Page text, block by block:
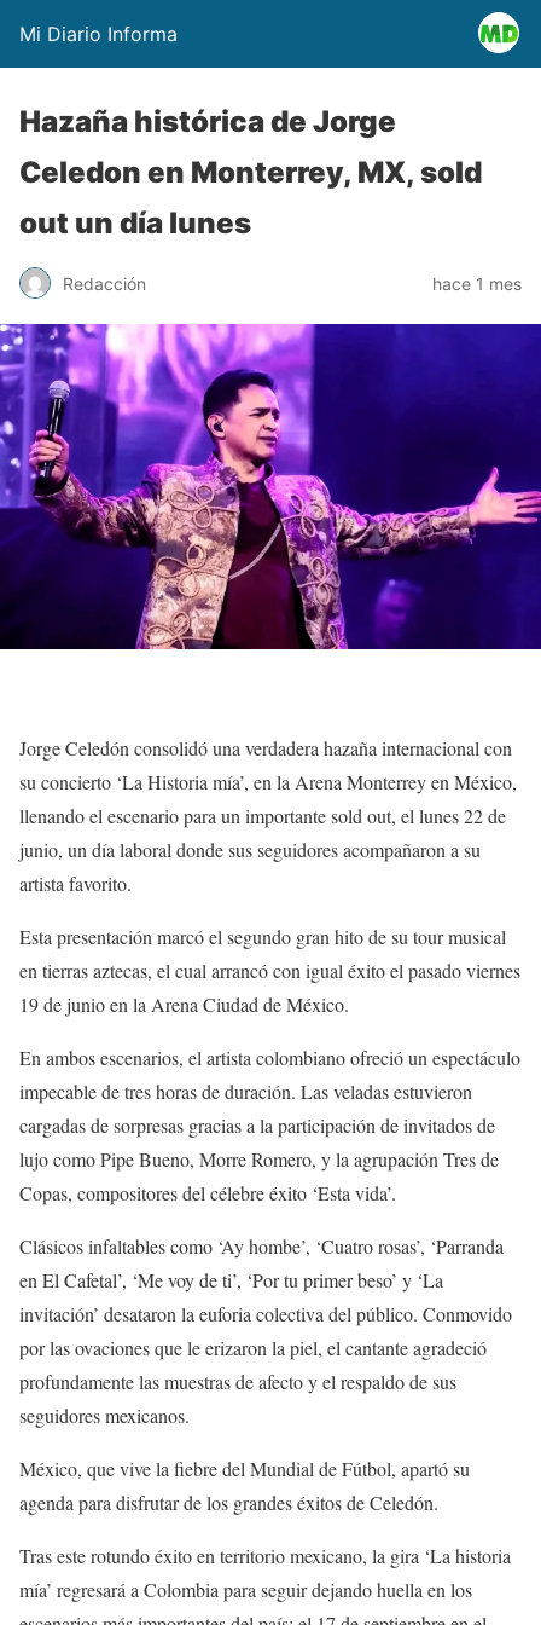
Mi Diario Informa
Hazaña histórica de Jorge
Celedon en Monterrey, MX, sold
out un día lunes
Redacción hace 1 mes
Jorge Celedón consolidó una verdadera hazaña internacional con
su concierto ‘La Historia mía’, en la Arena Monterrey en México,
llenando el escenario para un importante sold out, el lunes 22 de
junio, un día laboral donde sus seguidores acompañaron a su
artista favorito.
Esta presentación marcó el segundo gran hito de su tour musical
en tierras aztecas, el cual arrancó con igual éxito el pasado viernes
19 de junio en la Arena Ciudad de México.
En ambos escenarios, el artista colombiano ofreció un espectáculo
impecable de tres horas de duración. Las veladas estuvieron
cargadas de sorpresas gracias a la participación de invitados de
lujo como Pipe Bueno, Morre Romero, y la agrupación Tres de
Copas, compositores del célebre éxito ‘Esta vida’.
Clásicos infaltables como ‘Ay hombe’, ‘Cuatro rosas’, ‘Parranda
en El Cafetal’, ‘Me voy de ti’, ‘Por tu primer beso’ y ‘La
invitación’ desataron la euforia colectiva del público. Conmovido
por las ovaciones que le erizaron la piel, el cantante agradeció
profundamente las muestras de afecto y el respaldo de sus
seguidores mexicanos.
México, que vive la fiebre del Mundial de Fútbol, apartó su
agenda para disfrutar de los grandes éxitos de Celedón.
Tras este rotundo éxito en territorio mexicano, la gira ‘La historia
mía’ regresará a Colombia para seguir dejando huella en los